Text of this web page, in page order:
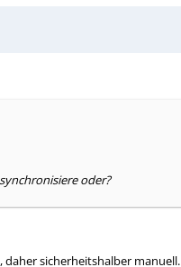
oder?
daher sicherheitshalber manuell.